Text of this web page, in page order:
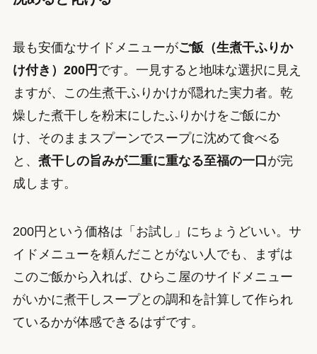
最も安価なサイドメニューがご飯（生煮干ふりか
け付き）200円 です。一見すると地味な選択に見え
ますが、この生煮干ふりかけが隠れた実力者。乾
燥した煮干しを粉末にしたふりかけをご飯にか
け、そのままスプーンでスープに沈めて食べる
と、 煮干しの旨みが二重に重なる至福の一口 が完
成します。
200円という価格は「お試し」にちょうどいい。サ
イドメニューを頼んだことがない人でも、まずは
このご飯から入れば、ひらこ屋のサイドメニュー
がいかに煮干しスープとの調和を計算して作られ
ているかが体感できるはずです。